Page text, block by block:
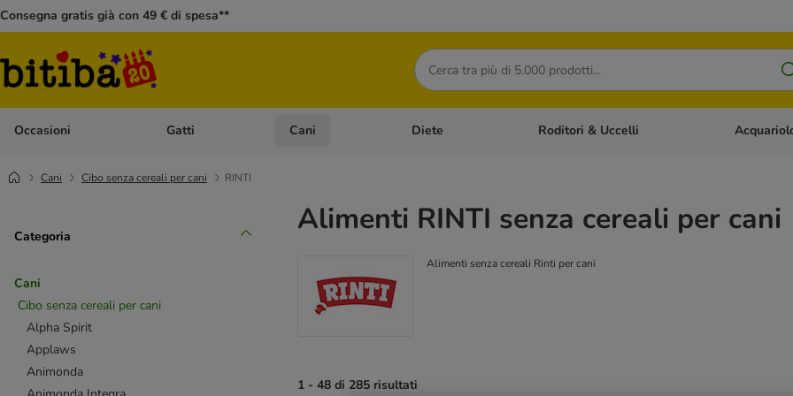
Consegna gratis già con 49 € di spesa**
Cerca
Occasioni Apri Menù Categoria: Occasioni
Gatti Apri Menù Categoria: Gatti
Cani Apri Menù Categoria: Cani
Diete Apri Menù Categoria: Diete
Roditori & Uccelli Apri Menù
Cani Cibo senza cereali per cani RINTI
Categoria
Cani
Cibo senza cereali per cani
Alpha Spirit
Applaws
Animonda
Alimenti RINTI senza cereali per cani
Alimenti senza cereali Rinti per cani
1 - 48 di 285 risultati